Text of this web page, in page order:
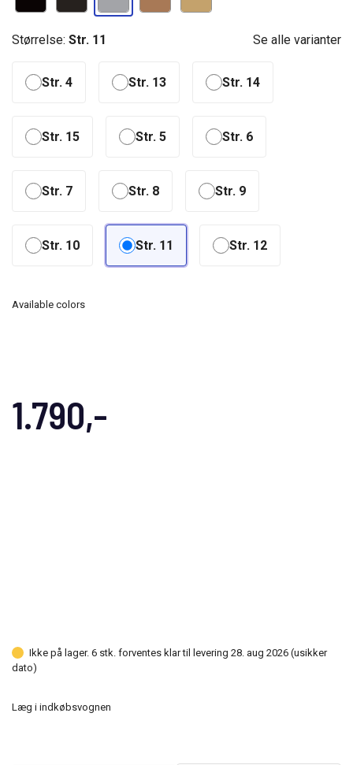
1.790,-
Størrelse: Str. 11 Se alle varianter
Str. 4 Str. 13 Str. 14
Str. 15 Str. 5 Str. 6
Str. 7 Str. 8 Str. 9
Str. 10 Str. 11 Str. 12
Available colors
Ikke på lager. 6 stk. forventes klar til levering 28. aug 2026 (usikker
dato)
Læg i indkøbsvognen